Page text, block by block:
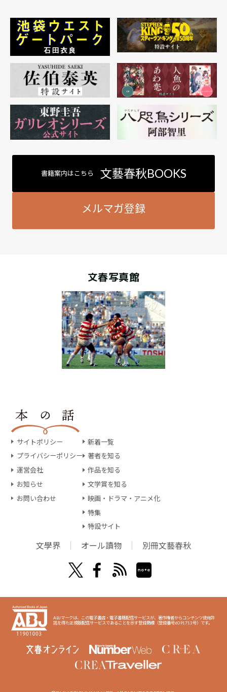
書籍案内はこちら 文藝春秋BOOKS
メルマガ登録
文春写真館
サイトポリシー
プライバシーポリシー
運営会社
お知らせ
お問い合わせ
新着一覧
著者を知る
作品を知る
文学賞を知る
映画・ドラマ・アニメ化
特集
特設サイト
文學界 オール讀物 別冊文藝春秋
ABJマークは、この電子書店・電子書籍配信サービスが、著作権者からコンテンツ使用許
諾を得た正規版配信サービスであることを示す登録商標（登録番号6091713号）です。